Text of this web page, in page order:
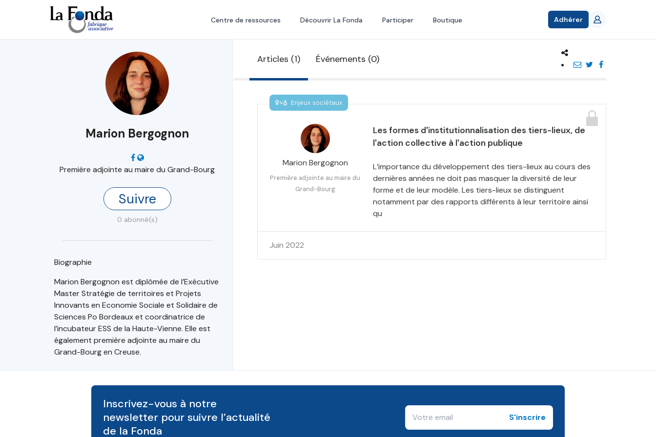
principal
Centre de ressources Découvrir La Fonda Participer Boutique Adhérer
Marion Bergognon
Première adjointe au maire du Grand-Bourg
Suivre
0 abonné(s)
Biographie
Marion Bergognon est diplômée de l’Exécutive
Master Stratégie de territoires et Projets
Innovants en Economie Sociale et Solidaire de
Sciences Po Bordeaux et coordinatrice de
l’incubateur ESS de la Haute-Vienne. Elle est
également première adjointe au maire du
Grand-Bourg en Creuse.
Articles (1) Événements (0)
Enjeux sociétaux
Marion Bergognon
Première adjointe au maire du
Grand-Bourg
Les formes d'institutionnalisation des tiers-lieux, de
l'action collective à l'action publique
L’importance du développement des tiers-lieux au cours des
dernières années ne doit pas masquer la diversité de leur
forme et de leur modèle. Les tiers-lieux se distinguent
notamment par des rapports différents à leur territoire ainsi
qu
Juin 2022
Inscrivez-vous à notre
newsletter pour suivre l’actualité
de la Fonda